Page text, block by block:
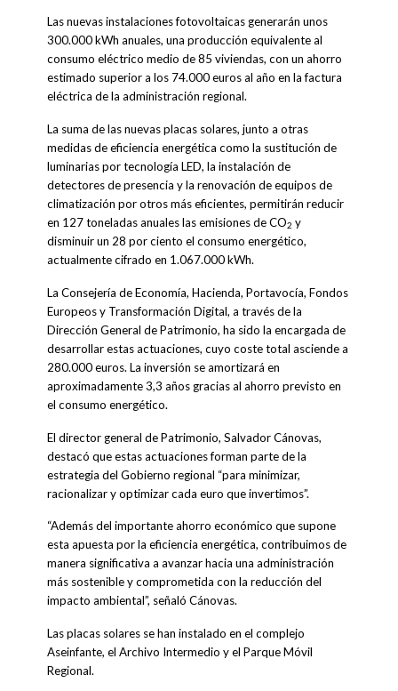
Las nuevas instalaciones fotovoltaicas generarán unos
300.000 kWh anuales, una producción equivalente al
consumo eléctrico medio de 85 viviendas, con un ahorro
estimado superior a los 74.000 euros al año en la factura
eléctrica de la administración regional.
La suma de las nuevas placas solares, junto a otras
medidas de eficiencia energética como la sustitución de
luminarias por tecnología LED, la instalación de
detectores de presencia y la renovación de equipos de
climatización por otros más eficientes, permitirán reducir
en 127 toneladas anuales las emisiones de CO2 y
disminuir un 28 por ciento el consumo energético,
actualmente cifrado en 1.067.000 kWh.
La Consejería de Economía, Hacienda, Portavocía, Fondos
Europeos y Transformación Digital, a través de la
Dirección General de Patrimonio, ha sido la encargada de
desarrollar estas actuaciones, cuyo coste total asciende a
280.000 euros. La inversión se amortizará en
aproximadamente 3,3 años gracias al ahorro previsto en
el consumo energético.
El director general de Patrimonio, Salvador Cánovas,
destacó que estas actuaciones forman parte de la
estrategia del Gobierno regional “para minimizar,
racionalizar y optimizar cada euro que invertimos”.
“Además del importante ahorro económico que supone
esta apuesta por la eficiencia energética, contribuimos de
manera significativa a avanzar hacia una administración
más sostenible y comprometida con la reducción del
impacto ambiental”, señaló Cánovas.
Las placas solares se han instalado en el complejo
Aseinfante, el Archivo Intermedio y el Parque Móvil
Regional.